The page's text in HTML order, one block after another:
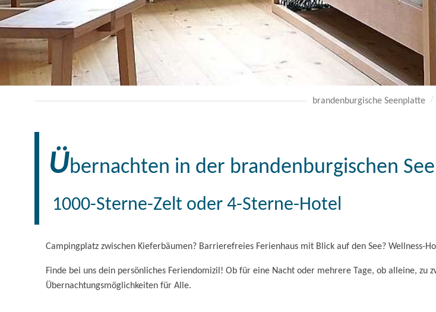
brandenburgische Seenplatte
Übernachten in der brandenburgischen
1000-Sterne-Zelt oder 4-Sterne-Hotel
Campingplatz zwischen Kieferbäumen? Barrierefreies Ferienhaus mit Blick auf den See? Wellness-
Finde bei uns dein persönliches Feriendomizil! Ob für eine Nacht oder mehrere Tage, ob alleine,
Übernachtungsmöglichkeiten für Alle.